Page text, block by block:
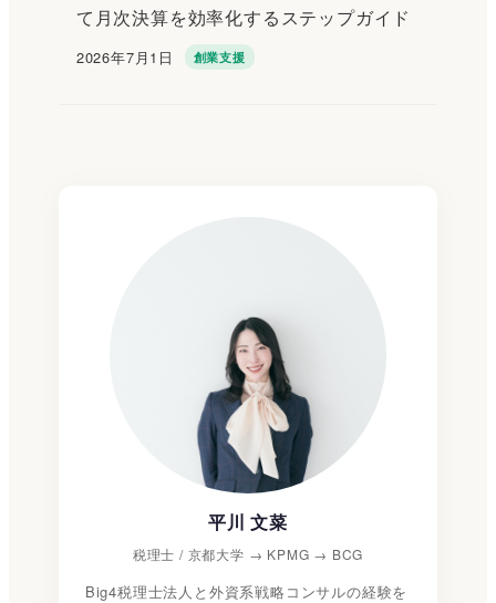
て月次決算を効率化するステップガイド
投稿日
2026年7月1日 創業支援
平川 文菜
税理士 / 京都大学 → KPMG → BCG
Big4税理士法人と外資系戦略コンサルの経験を